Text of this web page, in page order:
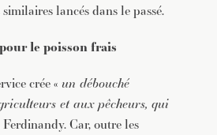
lancés dans le passé.
le poisson frais
crée « un débouché
et aux pêcheurs, qui
Car, outre les